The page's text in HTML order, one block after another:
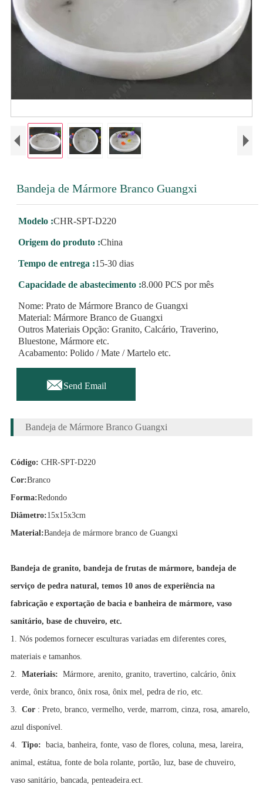
Bandeja de Mármore Branco Guangxi
Modelo :CHR-SPT-D220
Origem do produto :China
Tempo de entrega :15-30 dias
Capacidade de abastecimento :8.000 PCS por mês
Nome: Prato de Mármore Branco de Guangxi
Material: Mármore Branco de Guangxi
Outros Materiais Opção: Granito, Calcário, Traverino,
Bluestone, Mármore etc.
Acabamento: Polido / Mate / Martelo etc.
Send Email
Bandeja de Mármore Branco Guangxi
Código: CHR-SPT-D220
Cor:Branco
Forma:Redondo
Diâmetro:15x15x3cm
Material:Bandeja de mármore branco de Guangxi
Bandeja de granito, bandeja de frutas de mármore, bandeja de
serviço de pedra natural, temos 10 anos de experiência na
fabricação e exportação de bacia e banheira de mármore, vaso
sanitário, base de chuveiro, etc.
1. Nós podemos fornecer esculturas variadas em diferentes cores,
materiais e tamanhos.
2. Materiais: Mármore, arenito, granito, travertino, calcário, ônix
verde, ônix branco, ônix rosa, ônix mel, pedra de rio, etc.
3. Cor: Preto, branco, vermelho, verde, marrom, cinza, rosa, amarelo,
azul disponível.
4. Tipo: bacia, banheira, fonte, vaso de flores, coluna, mesa, lareira,
animal, estátua, fonte de bola rolante, portão, luz, base de chuveiro,
vaso sanitário, bancada, penteadeira.ect.